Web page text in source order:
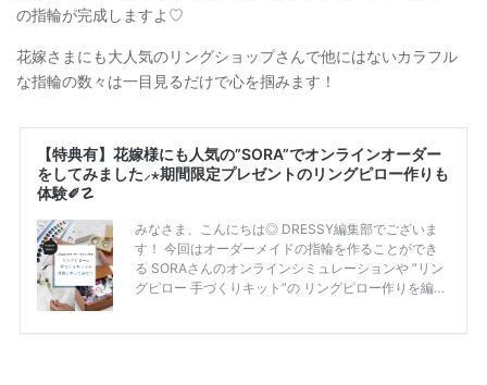
の指輪が完成しますよ♡
花嫁さまにも大人気のリングショップさんで他にはないカラフル
な指輪の数々は一目見るだけで心を掴みます！